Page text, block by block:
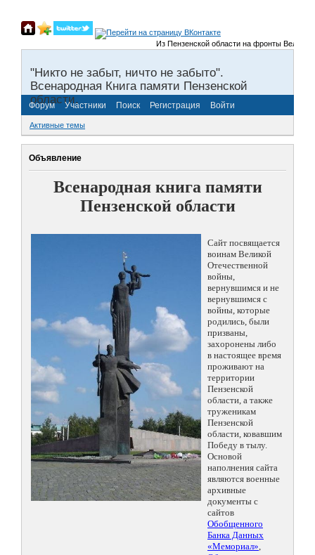
Из Пензенской области на фронты
"Никто не забыт, ничто не забыто".
Всенародная Книга памяти Пензенской
области.
Форум Участники Поиск Регистрация Войти
Активные темы
Объявление
Всенародная книга памяти
Пензенской области
Сайт посвящается
воинам Великой
Отечественной
войны,
вернувшимся и не
вернувшимся с
войны, которые
родились, были
призваны,
захоронены либо
в настоящее время
проживают на
территории
Пензенской
области, а также
труженикам
Пензенской
области, ковавшим
Победу в тылу.
Основой
наполнения сайта
являются военные
архивные
документы с
сайтов
Обобщенного
Банка Данных
«Мемориал»,